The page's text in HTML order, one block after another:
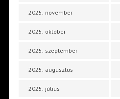
2025. november
2025. október
2025. szeptember
2025. augusztus
2025. július